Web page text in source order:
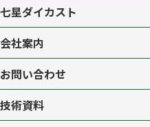
七星ダイカスト
会社案内
お問い合わせ
技術資料